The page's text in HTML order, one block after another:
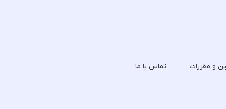
و مقررات تماس با ما